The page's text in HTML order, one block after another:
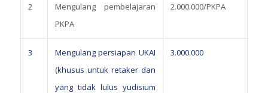
2
Mengulang pembelajaran
PKPA
2.000.000/PKPA
3
Mengulang persiapan UKAI
(khusus untuk retaker dan
yang tidak lulus yudisium
3.000.000